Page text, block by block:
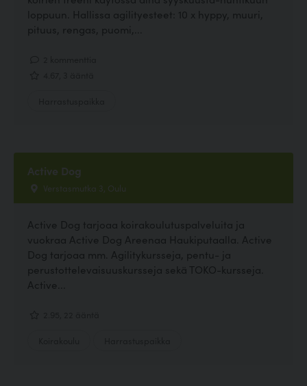
loppuun. Hallissa agilityesteet: 10 x hyppy, muuri,
pituus, rengas, puomi,...
Active Dog
Verstasmutka 3, Oulu
Active Dog tarjoaa koirakoulutuspalveluita ja
vuokraa Active Dog Areenaa Haukiputaalla. Active
Dog tarjoaa mm. Agilitykursseja, pentu- ja
perustottelevaisuuskursseja sekä TOKO-kursseja.
Active...